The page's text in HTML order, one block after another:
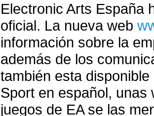
Electronic Arts España
oficial. La nueva web
información sobre la
además de los
también esta
Sport en español, unas
juegos de EA se las